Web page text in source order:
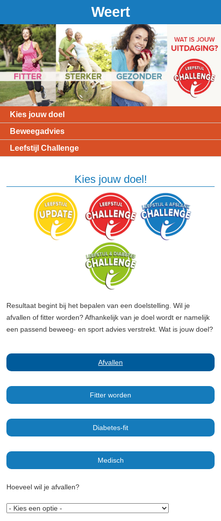
Weert
Kies jouw doel
Beweegadvies
Leefstijl Challenge
Kies jouw doel!
Resultaat begint bij het bepalen van een doelstelling. Wil je
afvallen of fitter worden? Afhankelijk van je doel wordt er namelijk
een passend beweeg- en sport advies verstrekt. Wat is jouw doel?
Afvallen
Fitter worden
Diabetes-fit
Medisch
Hoeveel wil je afvallen?